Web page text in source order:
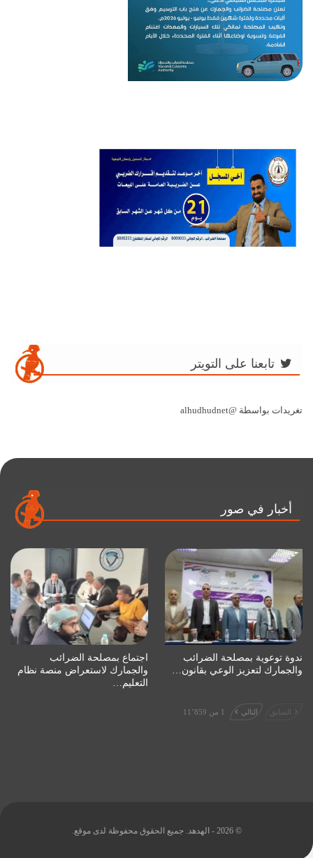
تابعنا على التويتر
تغريدات بواسطة @alhudhudnet
أخبار في صور
ندوة توعوية بمصلحة الضرائب
والجمارك لتعزيز الوعي بقانون…
اجتماع بمصلحة الضرائب
والجمارك لاستعراض منصة نظام
التعليم…
السابق التالي 1 من 11٬859
© 2026 - الهدهد. جميع الحقوق محفوظة لدى موقع.